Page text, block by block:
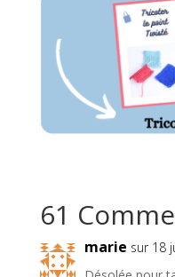
61
marie sur 18